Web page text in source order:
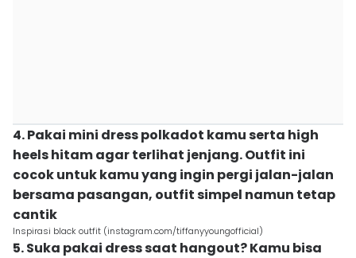
4. Pakai mini dress polkadot kamu serta high
heels hitam agar terlihat jenjang. Outfit ini
cocok untuk kamu yang ingin pergi jalan-jalan
bersama pasangan, outfit simpel namun tetap
cantik
Inspirasi black outfit (instagram.com/tiffanyyoungofficial)
5. Suka pakai dress saat hangout? Kamu bisa